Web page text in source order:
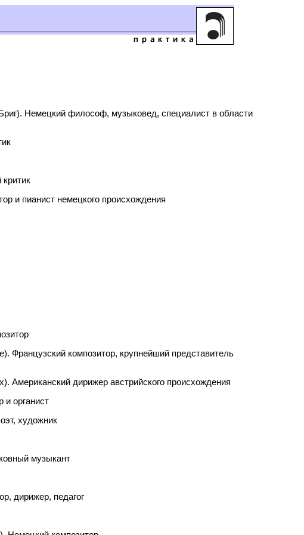
Немецкий философ, музыковед, специалист в области
и пианист немецкого происхождения
Французский композитор, крупнейший представитель
Американский дирижер австрийского происхождения
органист
художник
музыкант
дирижер, педагог